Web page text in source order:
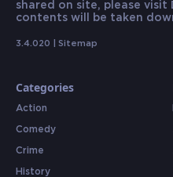
shared on site, please visit
contents will be taken
3.4.020 | Sitemap
Categories
Action
Comedy
Crime
History